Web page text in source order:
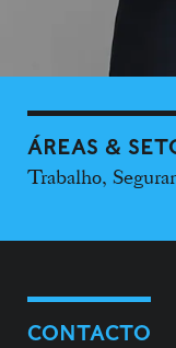
ÁREAS &
Trabalho,
CONTACTO